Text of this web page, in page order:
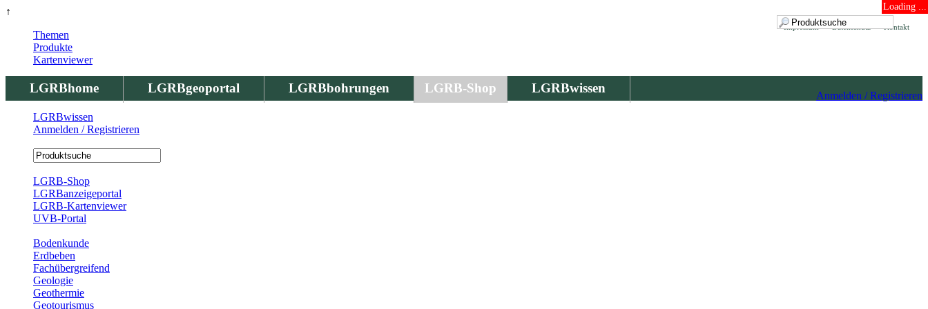
↑ Loading ...
Kontakt
Datenschutz
Impressum
LGRBhome LGRBgeoportal LGRBbohrungen LGRB-Shop LGRBwissen
Anmelden / Registrieren
Themen
Produkte
Kartenviewer
LGRBwissen
Anmelden / Registrieren
LGRB-Shop
LGRBanzeigeportal
LGRB-Kartenviewer
UVB-Portal
Bodenkunde
Erdbeben
Fachübergreifend
Geologie
Geothermie
Geotourismus